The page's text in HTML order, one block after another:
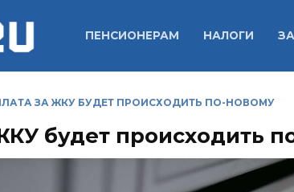
ПЕНСИОНЕРАМ НАЛОГИ
ЗА ЖКУ БУДЕТ ПРОИСХОДИТЬ ПО-НОВОМУ
будет происходить